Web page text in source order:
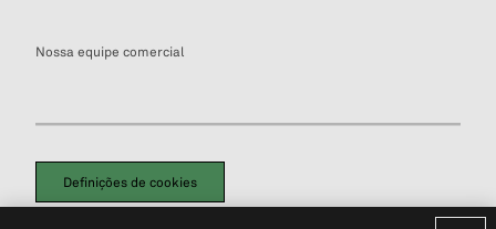
Nossa equipe comercial
Definições de cookies